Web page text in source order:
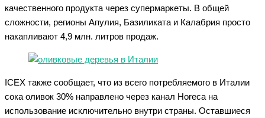
качественного продукта через супермаркеты. В общей
сложности, регионы Апулия, Базиликата и Калабрия просто
накапливают 4,9 млн. литров продаж.
ICEX также сообщает, что из всего потребляемого в Италии
сока оливок 30% направлено через канал Horeca на
использование исключительно внутри страны. Оставшиеся